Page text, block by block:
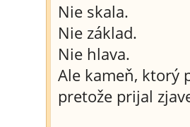
Nie skala.
Nie základ.
Nie hlava.
Ale kameň, ktorý
pretože prijal